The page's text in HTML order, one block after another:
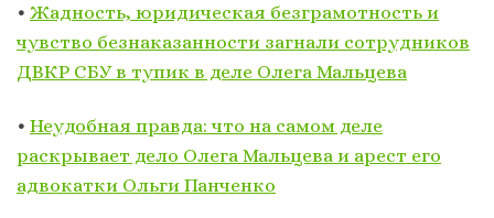
• Жадность, юридическая безграмотность и
чувство безнаказанности загнали сотрудников
ДВКР СБУ в тупик в деле Олега Мальцева
• Неудобная правда: что на самом деле
раскрывает дело Олега Мальцева и арест его
адвокатки Ольги Панченко